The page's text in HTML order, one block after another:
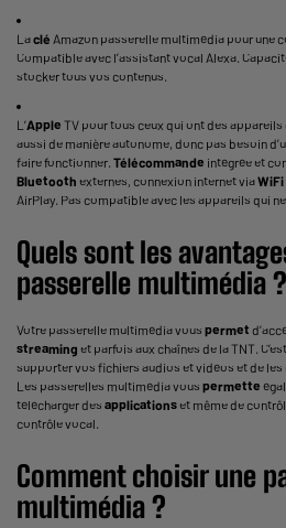
Laclé Amazon passerelle multimédia pour une
Compatible avec l’assistant vocal Alexa.
stocker tous vos contenus.
L’Apple TV pour tous ceux qui ont des appareils
aussi de manière autonome, donc pas besoin
faire fonctionner. Télécommande intégrée et
Bluetooth externes, connexion internet viaWiFi
AirPlay. Pas compatible avec les appareils qui
Quels sont les
passerelle multimédia ?
Votre passerelle multimédia vous permet
streaming et parfois aux chaînes de la TNT.
supporter vos fichiers audios et vidéos et de
Les passerelles multimédia vous permette
télécharger des applicationset même de
contrôle vocal.
Comment choisir une
multimédia ?